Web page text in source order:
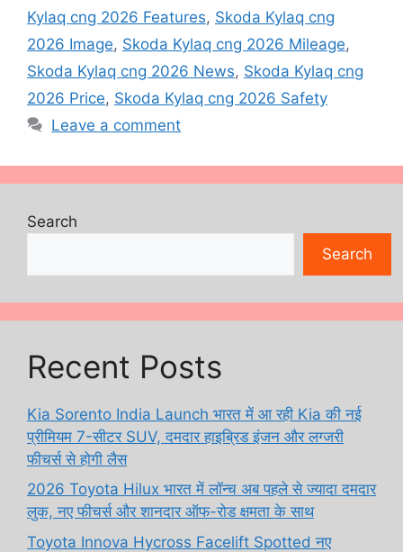
Kylaq cng 2026 Features, Skoda Kylaq cng
2026 Image, Skoda Kylaq cng 2026 Mileage,
Skoda Kylaq cng 2026 News, Skoda Kylaq cng
2026 Price, Skoda Kylaq cng 2026 Safety
Leave a comment
Search
Search
Recent Posts
Kia Sorento India Launch भारत में आ रही Kia की नई
प्रीमियम 7-सीटर SUV, दमदार हाइब्रिड इंजन और लग्जरी
फीचर्स से होगी लैस
2026 Toyota Hilux भारत में लॉन्च अब पहले से ज्यादा दमदार
लुक, नए फीचर्स और शानदार ऑफ-रोड क्षमता के साथ
Toyota Innova Hycross Facelift Spotted नए